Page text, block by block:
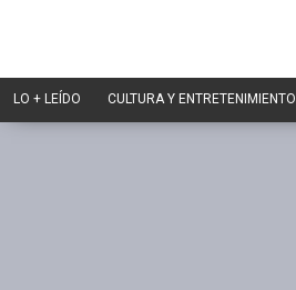
LO + LEÍDO CULTURA Y ENTRETENIMIENTO